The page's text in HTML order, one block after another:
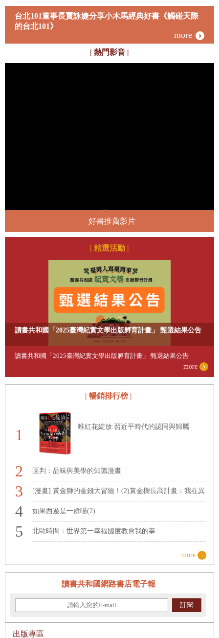
戲也不會結束。 〔規則4〕在遊
戲第三天公布投票結果時，將一
次對所有因投票或襲擊而退場者
三天公布投票結果之後，所有祝
福將會失效。 在想要破解真相的
那一刻， 你便踏入陷阱、無法抽
戲10：心有靈犀！無人島上的狼
人遊戲》 ‧《狼人生存遊戲11：
背水一戰！諸神召喚的狼人遊戲
12：背水一戰！諸神召喚的狼人
戲》 ‧《狼人生存遊戲14：暗中
摸索！小學校園的狼人遊戲》 ‧
《狼人生存遊戲15：異想天開！
雨天的狼人遊戲》
台北101董事長賈詠婕分享小木馬經典好書《觸碰天際
的台北101》
more
| 熱門影音 |
好書推薦影片
| 精選活動 |
讀書共和國「2025臺灣紀實文學出版孵育計畫」 甄選結果公告
讀書共和國「2025臺灣紀實文學出版孵育計畫」 甄選結果公告
more
| 暢銷排行榜 |
1 唯紅花綻放:習近平時代的認同與歸屬
2 區判：品味與美學的知識漫畫
3 [漫畫] 黃金獅的金錢大冒險！(2)黃金樹長高計畫：我在異
世界的錢錢升級任務，開店+投資，讓錢自己滾進來【增
值力 Lv UP】（附★ETF投資小高手．角色對戰牌卡4張）
4 如果西遊是一群喵(2)
5 北歐時間：世界第一幸福國度教會我的事
養野兔（英國溫萊特自然寫作獎暨年度選書）：記一段不
7 飆股女王林恩如，超簡單投資法：2條均線x4大法寶x公式
課程QR code)
9 一本讀懂國小自然：了解「為什麼？」真的是一件很有趣
的事！
10 人生就是冰淇淋，要盡快享用啊！：關於跌倒、焦慮與那
more
讀書共和國網路書店電子報
訂閱
出版專區